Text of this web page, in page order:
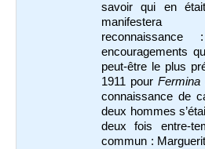
savoir qui en
encouragements
peut-être le plus
1911 pourFermina
connaissance de
deux hommes
deux fois entre-
commun :